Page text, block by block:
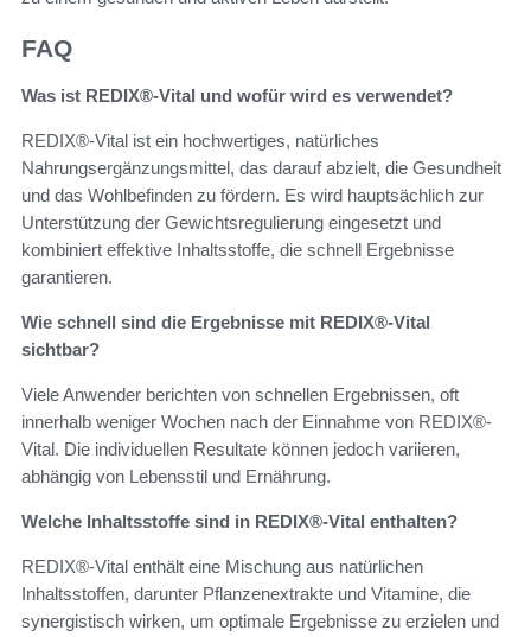
FAQ
Was ist REDIX®-Vital und wofür wird es verwendet?
REDIX®-Vital ist ein hochwertiges, natürliches
Nahrungsergänzungsmittel, das darauf abzielt, die Gesundheit
und das Wohlbefinden zu fördern. Es wird hauptsächlich zur
Unterstützung der Gewichtsregulierung eingesetzt und
kombiniert effektive Inhaltsstoffe, die schnell Ergebnisse
garantieren.
Wie schnell sind die Ergebnisse mit REDIX®-Vital
sichtbar?
Viele Anwender berichten von schnellen Ergebnissen, oft
innerhalb weniger Wochen nach der Einnahme von REDIX®-
Vital. Die individuellen Resultate können jedoch variieren,
abhängig von Lebensstil und Ernährung.
Welche Inhaltsstoffe sind in REDIX®-Vital enthalten?
REDIX®-Vital enthält eine Mischung aus natürlichen
Inhaltsstoffen, darunter Pflanzenextrakte und Vitamine, die
synergistisch wirken, um optimale Ergebnisse zu erzielen und